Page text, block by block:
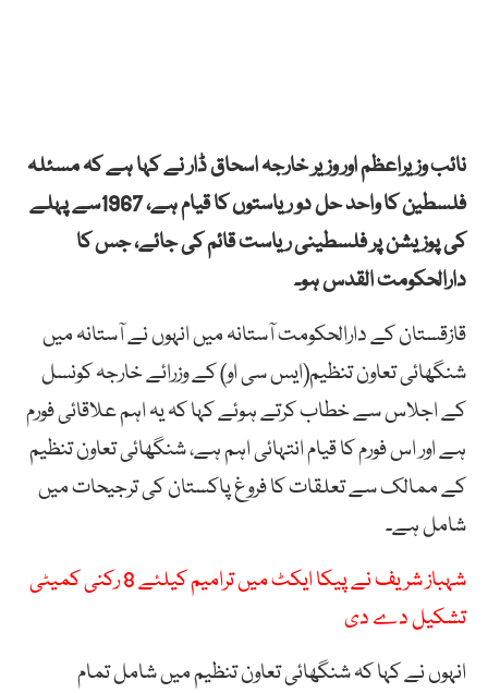
نائب وزیراعظم اور وزیر خارجہ اسحاق ڈار نے کہا ہے کہ مسئلہ
فلسطین کا واحد حل دو ریاستوں کا قیام ہے، 1967سے پہلے
کی پوزیشن پر فلسطینی ریاست قائم کی جائے، جس کا
دارالحکومت القدس ہو۔
قازقستان کے دارالحکومت آستانہ میں انہوں نے آستانہ میں
شنگھائی تعاون تنظیم(ایس سی او) کے وزرائے خارجہ کونسل
کے اجلاس سے خطاب کرتے ہوئے کہا کہ یہ اہم علاقائی فورم
ہے اور اس فورم کا قیام انتہائی اہم ہے، شنگھائی تعاون تنظیم
کے ممالک سے تعلقات کا فروغ پاکستان کی ترجیحات میں
شامل ہے۔
شہباز شریف نے پیکا ایکٹ میں ترامیم کیلئے 8 رکنی کمیٹی
تشکیل دے دی
انہوں نے کہا کہ شنگھائی تعاون تنظیم میں شامل تمام